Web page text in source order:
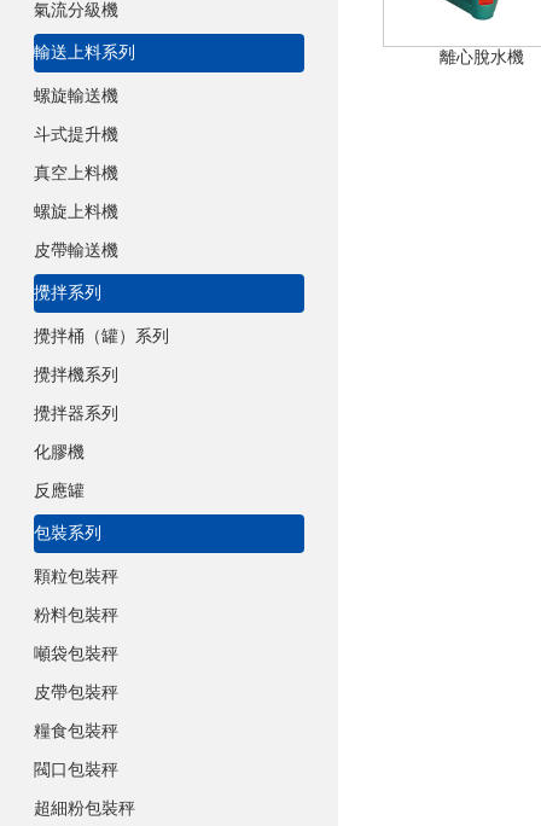
氣流分級機
輸送上料系列
螺旋輸送機
斗式提升機
真空上料機
螺旋上料機
皮帶輸送機
攪拌系列
攪拌桶（罐）系列
攪拌機系列
攪拌器系列
化膠機
反應罐
包裝系列
顆粒包裝秤
粉料包裝秤
噸袋包裝秤
皮帶包裝秤
糧食包裝秤
閥口包裝秤
超細粉包裝秤
離心脫水機